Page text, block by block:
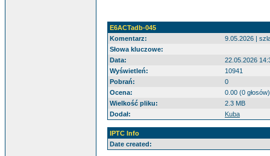
E6ACTadb-045
Komentarz:
9.05.2026 |
Słowa kluczowe:
Data:
22.05.2026
Wyświetleń:
10941
Pobrań:
0
Ocena:
0.00 (0 głosów)
Wielkość pliku:
2.3 MB
Dodał:
Kuba
IPTC Info
Date created: